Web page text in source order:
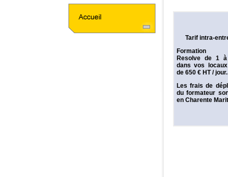
Tarif intra-
Formation
Resolve de 1
dans vos
de 650 € HT / jour.
Les frais de
du formateur
en Charente